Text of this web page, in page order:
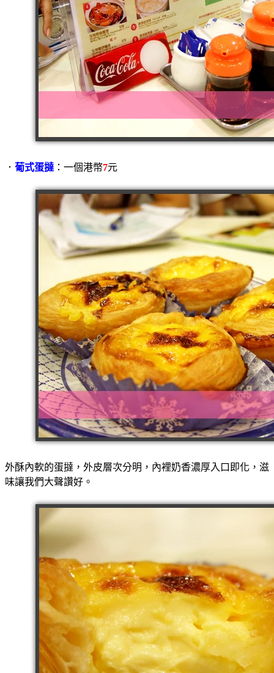
． 葡式蛋撻 ：一個港幣7元
外酥內軟的蛋撻，外皮層次分明，內裡奶香濃厚入口即化，滋
味讓我們大聲讚好。